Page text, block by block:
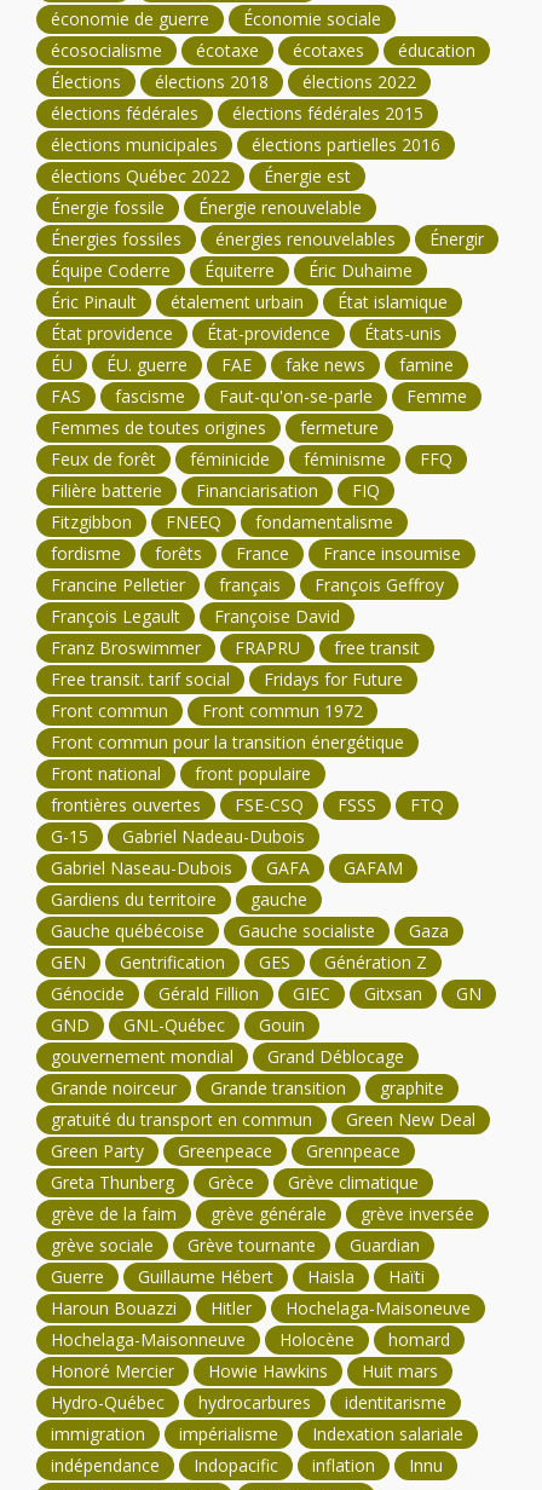
économie de guerre
Économie sociale
écosocialisme
écotaxe écotaxes
éducation
Élections
élections 2018
élections 2022
élections fédérales
élections fédérales 2015
élections municipales
élections partielles 2016
élections Québec 2022
Énergie est
Énergie fossile
Énergie renouvelable
Énergies fossiles
énergies renouvelables
Énergir
Équipe Coderre
Équiterre
Éric Duhaime
Éric Pinault
étalement urbain
État islamique
État providence
État-providence
États-unis
ÉU
ÉU. guerre FAE fake news
famine
FAS
fascisme Faut-qu'on-se-parle
Femme
Femmes de toutes origines
fermeture
Feux de forêt
féminicide féminisme
FFQ
Filière batterie
Financiarisation
FIQ
Fitzgibbon
FNEEQ
fondamentalisme
fordisme
forêts France
France insoumise
Francine Pelletier
français
François Geffroy
François Legault
Françoise David
Franz Broswimmer
FRAPRU
free transit
Free transit. tarif social
Fridays for Future
Front commun
Front commun 1972
Front commun pour la transition énergétique
Front national
front populaire
frontières ouvertes
FSE-CSQ FSSS
FTQ
G-15
Gabriel Nadeau-Dubois
Gabriel Naseau-Dubois
GAFA
GAFAM
Gardiens du territoire
gauche
Gauche québécoise
Gauche socialiste
Gaza
GEN
Gentrification GES
Génération Z
Génocide
Gérald Fillion GIEC Gitxsan
GN
GND
GNL-Québec
Gouin
gouvernement mondial
Grand Déblocage
Grande noirceur
Grande transition
graphite
gratuité du transport en commun
Green New Deal
Green Party
Greenpeace
Grennpeace
Greta Thunberg
Grèce
Grève climatique
grève de la faim
grève générale
grève inversée
grève sociale
Grève tournante
Guardian
Guerre
Guillaume Hébert Haisla
Haïti
Haroun Bouazzi
Hitler
Hochelaga-Maisoneuve
Hochelaga-Maisonneuve
Holocène
homard
Honoré Mercier
Howie Hawkins
Huit mars
Hydro-Québec
hydrocarbures
identitarisme
immigration
impérialisme
Indexation salariale
indépendance
Indopacific inflation
Innu